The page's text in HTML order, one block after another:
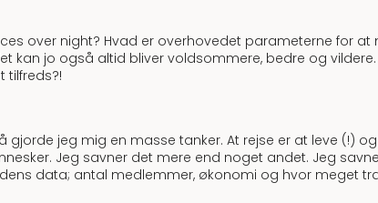
over night? Hvad er overhovedet parameterne for
kan jo også altid bliver voldsommere, bedre og
tilfreds?!
gjorde jeg mig en masse tanker. At rejse er at leve (!)
Jeg savner det mere end noget andet. Jeg
data; antal medlemmer, økonomi og hvor meget